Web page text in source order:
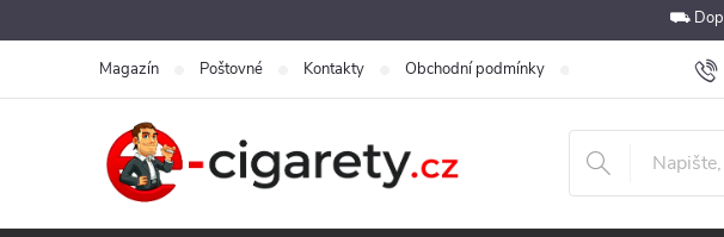
na
⛟
Magazín Poštovné Kontakty Obchodní podmínky Podmínky ochrany